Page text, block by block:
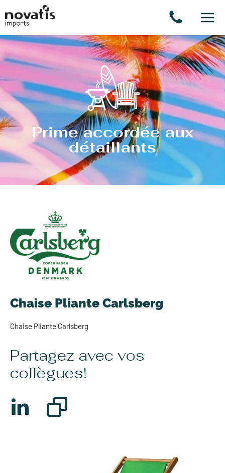
Panneau de gestion des cookies
Prime accordée aux
détaillants
Chaise Pliante Carlsberg
Chaise Pliante Carlsberg
Partagez avec vos
collègues!